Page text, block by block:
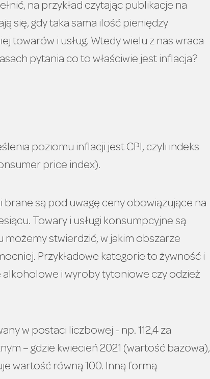
na przykład czytając publikacje na
się, gdy taka sama ilość pieniędzy
towarów i usług. Wtedy wielu z nas wraca
pytania co to właściwie jest inflacja?
poziomu inflacji jest CPI, czyli indeks
price index).
brane są pod uwagę ceny obowiązujące na
Towary i usługi konsumpcyjne są
możemy stwierdzić, w jakim obszarze
Przykładowe kategorie to żywność i
i wyroby tytoniowe czy odzież
w postaci liczbowej - np. 112,4 za
– gdzie kwiecień 2021 (wartość bazowa),
wartość równą 100. Inną formą